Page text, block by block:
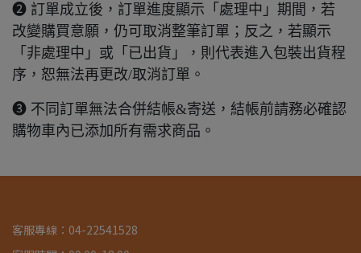
➋ 訂單成立後，訂單進度顯示「處理中」期間，若
改變購買意願，仍可取消整筆訂單；反之，若顯示
「非處理中」或「已出貨」，則代表進入包裝出貨程
序，恕無法再更改/取消訂單。
➌ 不同訂單無法合併結帳&寄送，結帳前請務必確認
購物車內已添加所有需求商品。
客服專線：04-22541528